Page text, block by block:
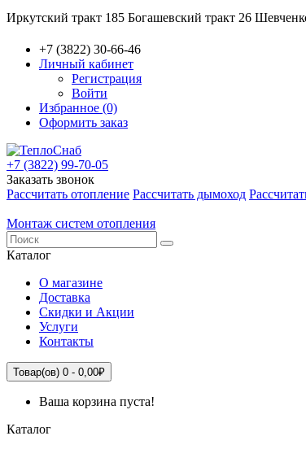
Иркутский тракт 185 Богашевский тракт 26
+7 (3822) 30-66-46
Личный кабинет
Регистрация
Войти
Избранное (0)
Оформить заказ
+7 (3822) 99-70-05
Заказать звонок
Рассчитать отопление Рассчитать дымоход
Монтаж систем отопления
Каталог
О магазине
Доставка
Скидки и Акции
Услуги
Контакты
Товар(ов) 0 - 0,00₽
Ваша корзина пуста!
Каталог